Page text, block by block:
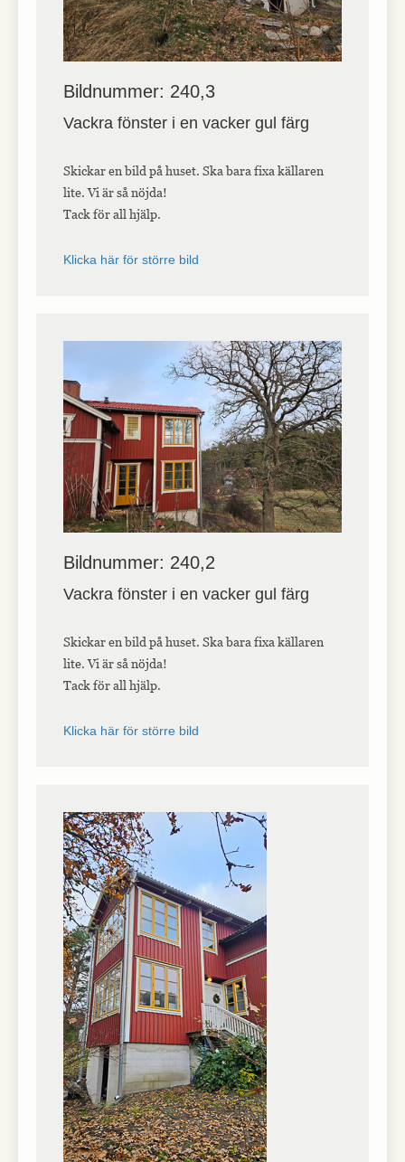
Bildnummer: 240,3
Vackra fönster i en vacker gul färg
Skickar en bild på huset. Ska bara fixa källaren
lite. Vi är så nöjda!
Tack för all hjälp.
Klicka här för större bild
Bildnummer: 240,2
Vackra fönster i en vacker gul färg
Skickar en bild på huset. Ska bara fixa källaren
lite. Vi är så nöjda!
Tack för all hjälp.
Klicka här för större bild